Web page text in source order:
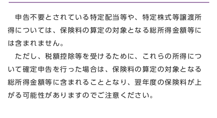
申告不要とされている特定配当等や、特定株式等譲渡所
得については、保険料の算定の対象となる総所得金額等に
は含まれません。
ただし、税額控除等を受けるために、これらの所得につ
いて確定申告を行った場合は、保険料の算定の対象となる
総所得金額等に含まれることとなり、翌年度の保険料が上
がる可能性がありますのでご注意ください。